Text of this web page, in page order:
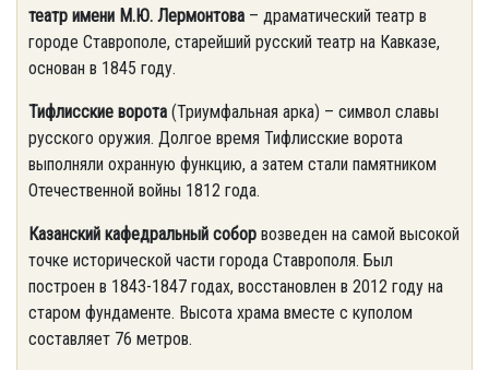
театр имени М.Ю. Лермонтова – драматический театр в
городе Ставрополе, старейший русский театр на Кавказе,
основан в 1845 году.
Тифлисские ворота (Триумфальная арка) – символ славы
русского оружия. Долгое время Тифлисские ворота
выполняли охранную функцию, а затем стали памятником
Отечественной войны 1812 года.
Казанский кафедральный собор возведен на самой высокой
точке исторической части города Ставрополя. Был
построен в 1843-1847 годах, восстановлен в 2012 году на
старом фундаменте. Высота храма вместе с куполом
составляет 76 метров.